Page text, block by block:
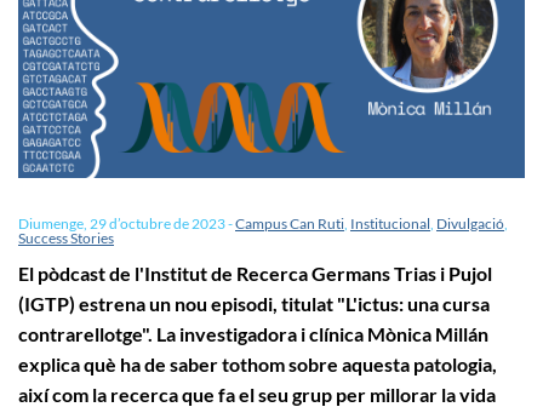
Diumenge, 29 d’octubre de 2023-Campus Can Ruti Institucional Divulgació
Success Stories
El pòdcast de l'Institut de Recerca Germans Trias i Pujol
(IGTP) estrena un nou episodi, titulat "L'ictus: una cursa
contrarellotge". La investigadora i clínica Mònica Millán
explica què ha de saber tothom sobre aquesta patologia,
així com la recerca que fa el seu grup per millorar la vida